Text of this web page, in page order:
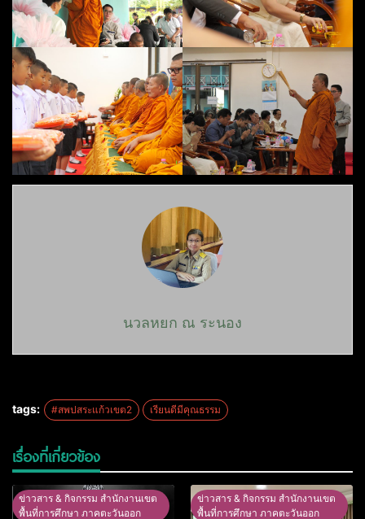
นวลหยก ณ ระนอง
tags: #สพปสระแก้วเขต2 เรียนดีมีคุณธรรม
เรื่องที่เกี่ยวข้อง
ข่าวสาร & กิจกรรม สำนักงานเขต
พื้นที่การศึกษา ภาคตะวันออก
ข่าวสาร & กิจกรรม สำนักงานเขต
พื้นที่การศึกษา ภาคตะวันออก